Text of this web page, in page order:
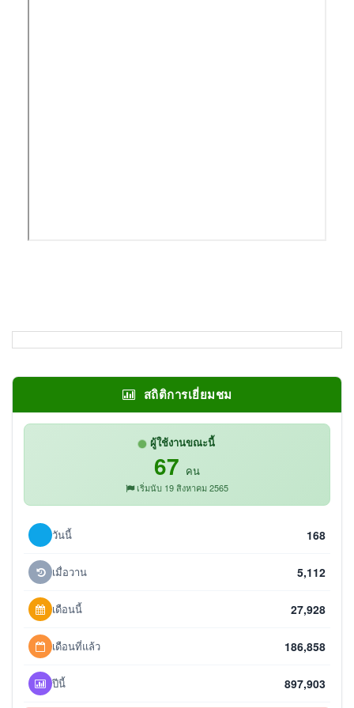
สถิติการเยี่ยมชม
ผู้ใช้งานขณะนี้
67 คน
เริ่มนับ 19 สิงหาคม 2565
วันนี้ 168
เมื่อวาน 5,112
เดือนนี้ 27,928
เดือนที่แล้ว 186,858
ปีนี้ 897,903